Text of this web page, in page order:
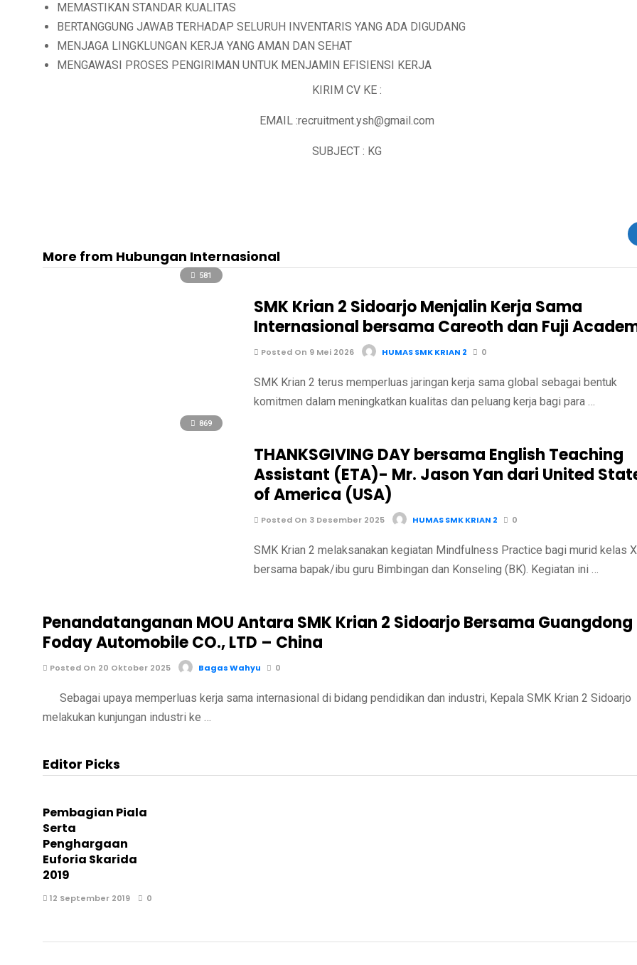
MEMASTIKAN STANDAR KUALITAS
BERTANGGUNG JAWAB TERHADAP SELURUH INVENTARIS YANG ADA DIGUDANG
MENJAGA LINGKLUNGAN KERJA YANG AMAN DAN SEHAT
MENGAWASI PROSES PENGIRIMAN UNTUK MENJAMIN EFISIENSI KERJA
KIRIM CV KE :
EMAIL :recruitment.ysh@gmail.com
SUBJECT : KG
More from Hubungan Internasional
581
SMK Krian 2 Sidoarjo Menjalin Kerja Sama
Internasional bersama Careoth dan Fuji
Posted On 9 Mei 2026 HUMAS SMK KRIAN 2 0
SMK Krian 2 terus memperluas jaringan kerja sama global sebagai bentuk
komitmen dalam meningkatkan kualitas dan peluang kerja bagi para …
869
THANKSGIVING DAY bersama English Teaching
Assistant (ETA)- Mr. Jason Yan dari United
of America (USA)
Posted On 3 Desember 2025 HUMAS SMK KRIAN 2 0
SMK Krian 2 melaksanakan kegiatan Mindfulness Practice bagi murid kelas
bersama bapak/ibu guru Bimbingan dan Konseling (BK). Kegiatan ini …
Penandatanganan MOU Antara SMK Krian 2 Sidoarjo Bersama Guangdong
Foday Automobile CO., LTD – China
Posted On 20 Oktober 2025 Bagas Wahyu 0
Sebagai upaya memperluas kerja sama internasional di bidang pendidikan dan industri, Kepala SMK Krian 2 Sidoarjo
melakukan kunjungan industri ke …
Editor Picks
Pembagian Piala
Serta
Penghargaan
Euforia Skarida
2019
12 September 2019 0